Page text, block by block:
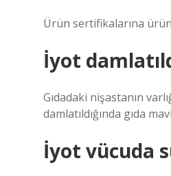
Ürün sertifikalarına
İyot
Gıdadaki nişastanın
damlatıldığında gıda
İyot vücuda